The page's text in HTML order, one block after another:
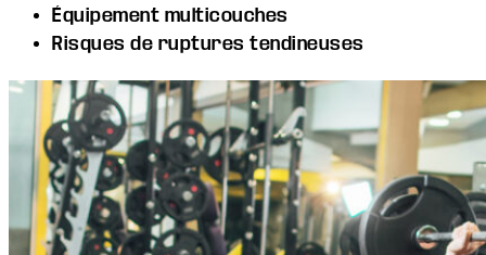
Équipement multicouches
Risques de ruptures tendineuses